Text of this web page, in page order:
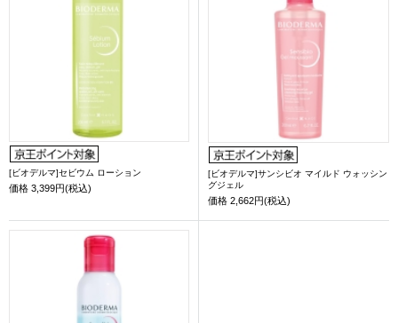
[ビオデルマ]セビウム ローション
価格 3,399円(税込)
[ビオデルマ]サンシビオ マイルド ウォッシン
グジェル
価格 2,662円(税込)